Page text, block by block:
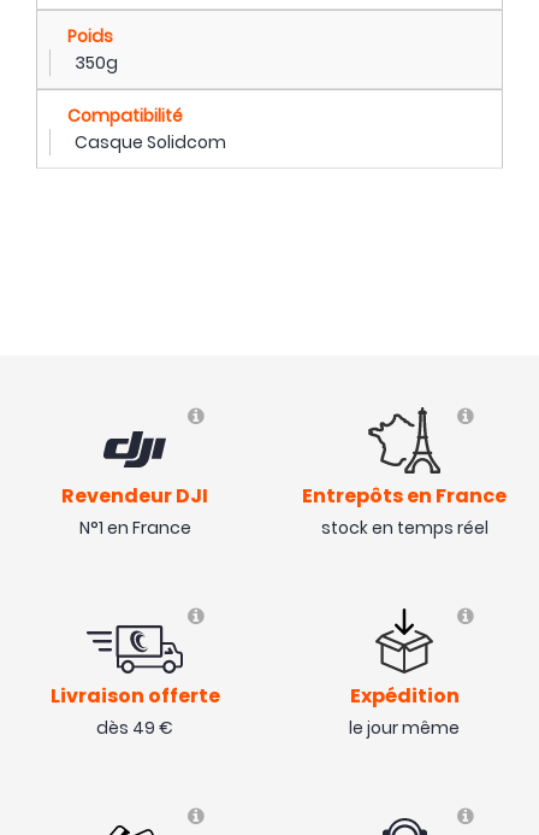
Poids
350g
Compatibilité
Casque Solidcom
Revendeur DJI
N°1 en France
Entrepôts en France
stock en temps réel
Livraison offerte
dès 49 €
Expédition
le jour même